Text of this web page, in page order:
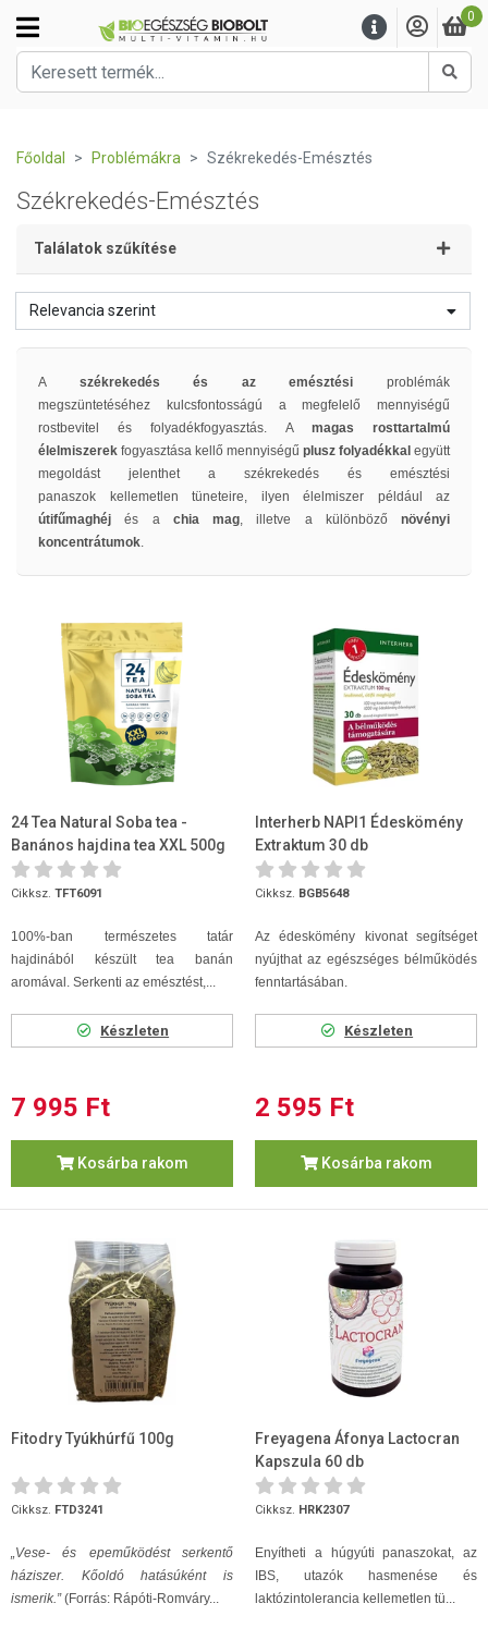
0
Főoldal Problémákra Székrekedés-Emésztés
Székrekedés-Emésztés
Találatok szűkítése
Relevancia szerint
A székrekedés és az emésztésiproblémák
megszüntetéséhez kulcsfontosságú a megfelelő mennyiségű
rostbevitel és folyadékfogyasztás. A magas rosttartalmú
élelmiszerek fogyasztása kellő mennyiségű plusz folyadékkal együtt
megoldást jelenthet a székrekedés és emésztési
panaszok kellemetlen tüneteire, ilyen élelmiszer például az
útifűmaghéjés achia mag, illetve a különböző növényi
koncentrátumok.
24 Tea Natural Soba tea -
Banános hajdina tea XXL 500g
Cikksz. TFT6091
100%-ban természetes tatár
hajdinából készült tea banán
aromával. Serkenti az emésztést,...
Készleten
7 995 Ft
Kosárba rakom
Interherb NAPI1 Édeskömény
Extraktum 30 db
Cikksz. BGB5648
Az édeskömény kivonat segítséget
nyújthat az egészséges bélműködés
fenntartásában.
Készleten
2 595 Ft
Kosárba rakom
Fitodry Tyúkhúrfű 100g
Cikksz. FTD3241
„Vese- és epeműködést serkentő
háziszer. Kőoldó hatásúként is
ismerik.”(Forrás: Rápóti-Romváry...
Freyagena Áfonya Lactocran
Kapszula 60 db
Cikksz. HRK2307
Enyítheti a húgyúti panaszokat, az
IBS, utazók hasmenése és
laktózintolerancia kellemetlen tü...